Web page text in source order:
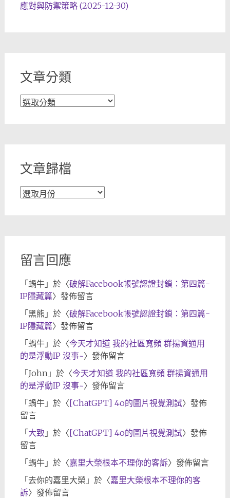
應對與防禦策略 (2025-12-30)
文章分類
文
文章歸檔
文
留言回應
「 蝸牛」於〈破解Facebook帳號認證封鎖：第四篇-
IP隱藏篇〉發佈留言
「 黑熊 」於〈破解Facebook帳號認證封鎖：第四篇-
IP隱藏篇〉發佈留言
「 蝸牛」於〈今天才知道 我的社區寬頻 群揚資通用
的是浮動IP 沒事~〉發佈留言
「 John」於〈今天才知道 我的社區寬頻 群揚資通用
的是浮動IP 沒事~〉發佈留言
「 蝸牛」於〈[ChatGPT] 4o的圖片視覺測試〉發佈
留言
「 大致 」於〈[ChatGPT] 4o的圖片視覺測試〉發佈
留言
「 蝸牛」於〈嘉里大榮根本不理你的客訴〉發佈留言
「 去你的嘉里大榮 」於〈嘉里大榮根本不理你的客
訴〉發佈留言